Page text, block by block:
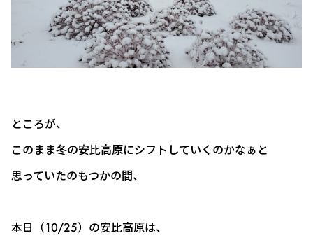
ところが、
このまま冬の安比高原にシフトしていくのかなぁと
思っていたのもつかの間、
本日（10/25）の安比高原は、